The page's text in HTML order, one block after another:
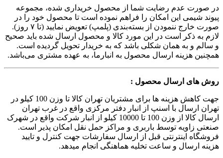
در صورت عدم رضایت شما از محصول خریداری شده، مجموعه
پیوند شیمی این امکان را فراهم نموده است تا محصول خود را در
صورت خارج ننمودن از بسته‌بندی (پلمپ) تعویض نمایید (تا ۷ روز).
لازم به ذکر است در این مورد کالا و محصول ارسال شده باید صحیح
و سالم و به همان شکلی باشد که به خریدار تحویل گردیده است.
همچنین هزینه ارسال محصول به انبارما، به عهده مشتری می‌باشد.
روش های ارسال محصول :
جهت کاهش هزینه ها برای مشتریان تهران کالا تا وزن 100 کیلو در
تهران ارسال با اسنپ از انبار دفتر مرکزی واقع در غرب تهران
ارسال کالا از وزن 100 تا 10000 کیلو از انبار شرکت واقع در شهرک
صنعتی زاویه توسط باربری و مراکز حمل نقل امکان پذیر است.
فروشگاه اینترنتی قبل از ارسال سفارشات جهت کنترل و تایید
هزینه ارسال و ساعت تخلیه هماهنگی انجام میدهد.